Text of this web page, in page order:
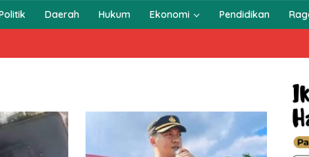
Daerah Hukum Ekonomi Pendidikan